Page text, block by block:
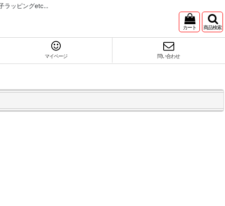
ラッピングetc...
カート 商品検索
マイページ 問い合わせ